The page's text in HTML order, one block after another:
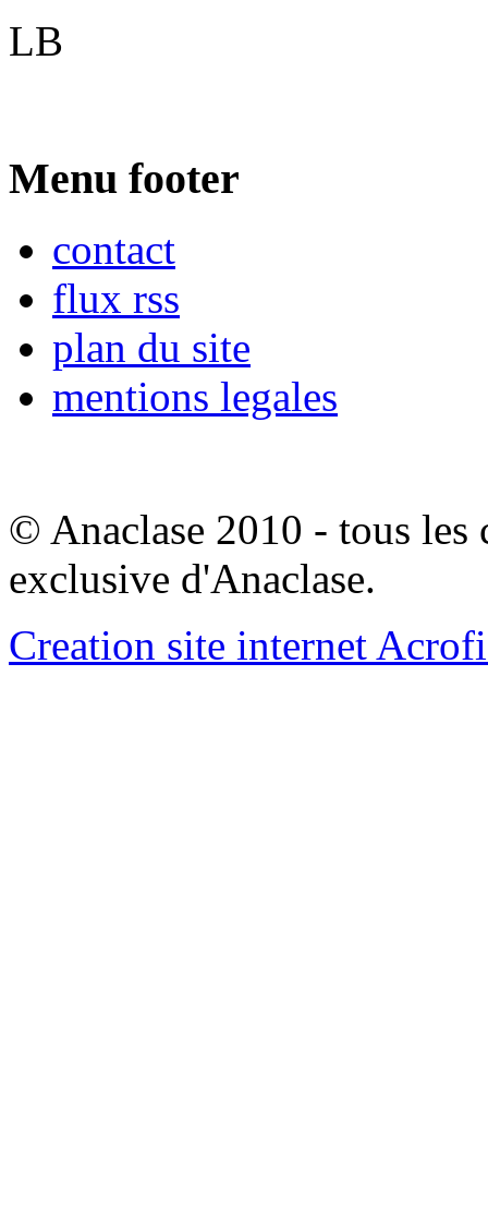
LB
Menu footer
contact
flux rss
plan du site
mentions legales
© Anaclase 2010 - tous les
exclusive d'Anaclase.
Creation site internet